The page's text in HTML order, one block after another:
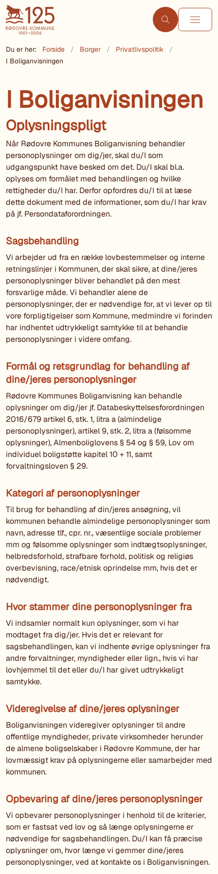
Du er her: Forside Borger
Privatlivspolitik
I Boliganvisningen
I Boliganvisningen
Oplysningspligt
Når Rødovre Kommunes Boliganvisning behandler
personoplysninger om dig/jer, skal du/I som
udgangspunkt have besked om det. Du/I skal bl.a.
oplyses om formålet med behandlingen og hvilke
rettigheder du/I har. Derfor opfordres du/I til at læse
dette dokument med de informationer, som du/I har krav
på jf. Persondataforordningen.
Sagsbehandling
Vi arbejder ud fra en række lovbestemmelser og interne
retningslinjer i Kommunen, der skal sikre, at dine/jeres
personoplysninger bliver behandlet på den mest
forsvarlige måde. Vi behandler alene de
personoplysninger, der er nødvendige for, at vi lever op til
vore forpligtigelser som Kommune, medmindre vi forinden
har indhentet udtrykkeligt samtykke til at behandle
personoplysninger i videre omfang.
Formål og retsgrundlag for behandling af
dine/jeres personoplysninger
Rødovre Kommunes Boliganvisning kan behandle
oplysninger om dig/jer jf. Databeskyttelsesforordningen
2016/679 artikel 6, stk. 1, litra a (almindelige
personoplysninger), artikel 9, stk. 2, litra a (følsomme
oplysninger), Almenboliglovens § 54 og § 59, Lov om
individuel boligstøtte kapitel 10 + 11, samt
forvaltningsloven § 29.
Kategori af personoplysninger
Til brug for behandling af din/jeres ansøgning, vil
kommunen behandle almindelige personoplysninger som
navn, adresse tlf., cpr. nr., væsentlige sociale problemer
mm og følsomme oplysninger som indtægtsoplysninger,
helbredsforhold, strafbare forhold, politisk og religiøs
overbevisning, race/etnisk oprindelse mm, hvis det er
nødvendigt.
Hvor stammer dine personoplysninger fra
Vi indsamler normalt kun oplysninger, som vi har
modtaget fra dig/jer. Hvis det er relevant for
sagsbehandlingen, kan vi indhente øvrige oplysninger fra
andre forvaltninger, myndigheder eller lign., hvis vi har
lovhjemmel til det eller du/I har givet udtrykkeligt
samtykke.
Videregivelse af dine/jeres oplysninger
Boliganvisningen videregiver oplysninger til andre
offentlige myndigheder, private virksomheder herunder
de almene boligselskaber i Rødovre Kommune, der har
lovmæssigt krav på oplysningerne eller samarbejder med
kommunen.
Opbevaring af dine/jeres personoplysninger
Vi opbevarer personoplysninger i henhold til de kriterier,
som er fastsat ved lov og så længe oplysningerne er
nødvendige for sagsbehandlingen. Du/I kan få præcise
oplysninger om, hvor længe vi gemmer dine/jeres
personoplysninger, ved at kontakte os i Boliganvisningen.